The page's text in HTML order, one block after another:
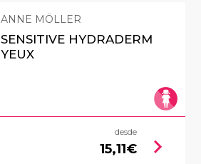
ANNE MÖLLER
SENSITIVE HYDRADERM
YEUX
desde
15,11€ chevron_right